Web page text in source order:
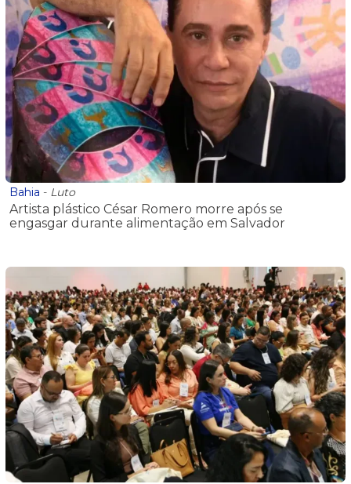
Bahia - Luto
Artista plástico César Romero morre após se
engasgar durante alimentação em Salvador